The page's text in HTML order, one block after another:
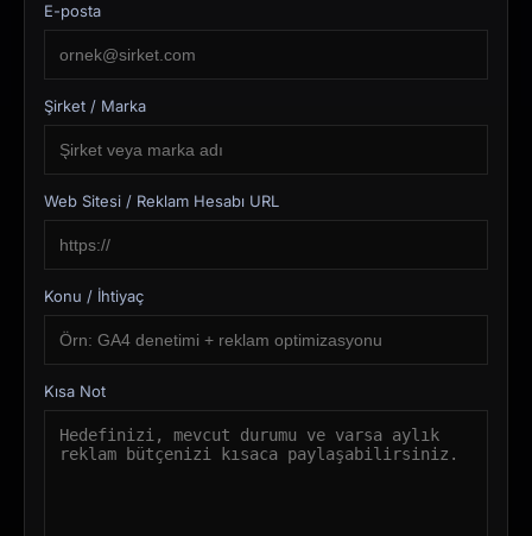
E-posta
Şirket / Marka
Web Sitesi / Reklam Hesabı URL
Konu / İhtiyaç
Kısa Not